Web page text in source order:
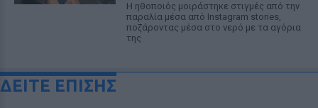
Η ηθοποιός μοιράστηκε στιγμές από την
παραλία μέσα από Instagram stories,
ποζάροντας μέσα στο νερό με τα αγόρια
της
ΔΕΙΤΕ ΕΠΙΣΗΣ